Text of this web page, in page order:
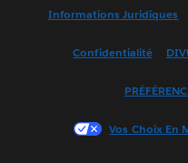
Informations Juridiques
Confidentialité
Vos Choix En